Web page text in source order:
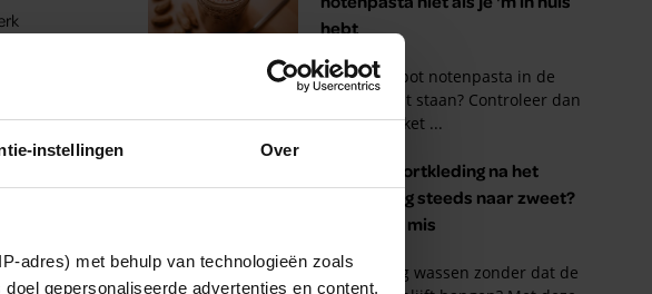
instellingen Over
adres) met behulp van technologieën zoals
gepersonaliseerde advertenties en content,